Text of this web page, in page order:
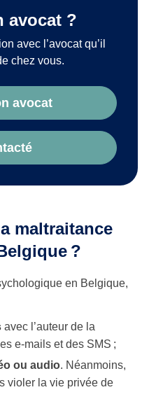
avocat ?
avec l’avocat qu’il
chez vous.
avocat
maltraitance
?
en Belgique,
avec l’auteur de la
e-mails et des SMS ;
ou audio. Néanmoins,
violer la vie privée de